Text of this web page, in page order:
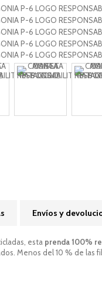
Envíos y
esta prenda 100%
Menos del 10 % de las